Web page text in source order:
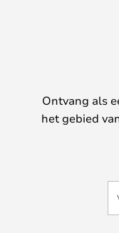
Ontvang als
het gebied